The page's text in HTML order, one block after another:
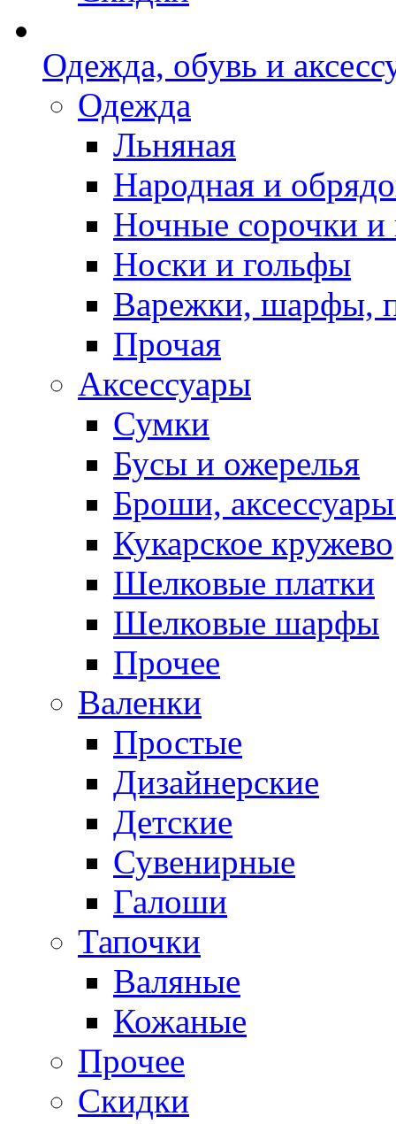
Одежда, обувь и
Одежда
Льняная
Народная и
Ночные сорочки
Носки и гольфы
Варежки, шарфы,
Прочая
Аксессуары
Сумки
Бусы и ожерелья
Броши,
Кукарское кружево
Шелковые платки
Шелковые шарфы
Прочее
Валенки
Простые
Дизайнерские
Детские
Сувенирные
Галоши
Тапочки
Валяные
Кожаные
Прочее
Скидки